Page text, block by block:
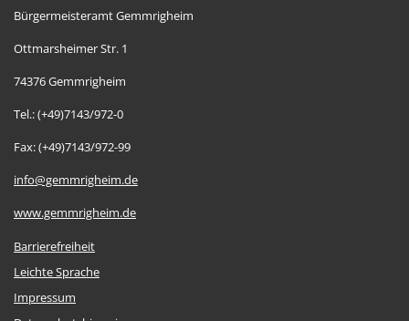
Bürgermeisteramt Gemmrigheim
Ottmarsheimer Str. 1
74376 Gemmrigheim
Tel.: (+49)7143/972-0
Fax: (+49)7143/972-99
info@gemmrigheim.de
www.gemmrigheim.de
Barrierefreiheit
Leichte Sprache
Impressum